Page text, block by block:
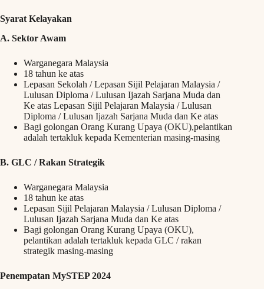
Syarat Kelayakan
A. Sektor Awam
Warganegara Malaysia
18 tahun ke atas
Lepasan Sekolah / Lepasan Sijil Pelajaran Malaysia /
Lulusan Diploma / Lulusan Ijazah Sarjana Muda dan
Ke atas Lepasan Sijil Pelajaran Malaysia / Lulusan
Diploma / Lulusan Ijazah Sarjana Muda dan Ke atas
Bagi golongan Orang Kurang Upaya (OKU),pelantikan
adalah tertakluk kepada Kementerian masing-masing
B. GLC / Rakan Strategik
Warganegara Malaysia
18 tahun ke atas
Lepasan Sijil Pelajaran Malaysia / Lulusan Diploma /
Lulusan Ijazah Sarjana Muda dan Ke atas
Bagi golongan Orang Kurang Upaya (OKU),
pelantikan adalah tertakluk kepada GLC / rakan
strategik masing-masing
Penempatan MySTEP 2024